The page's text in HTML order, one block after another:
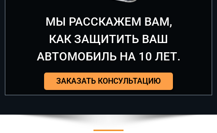
МЫ РАССКАЖЕМ ВАМ,
КАК ЗАЩИТИТЬ ВАШ
АВТОМОБИЛЬ НА 10 ЛЕТ.
ЗАКАЗАТЬ КОНСУЛЬТАЦИЮ